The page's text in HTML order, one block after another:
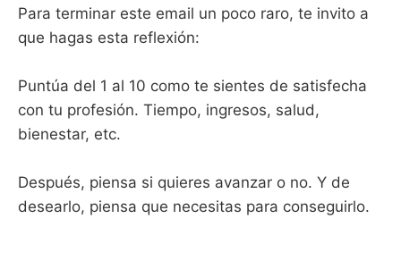
Para terminar este email un poco raro, te invito a
que hagas esta reflexión:
Puntúa del 1 al 10 como te sientes de satisfecha
con tu profesión. Tiempo, ingresos, salud,
bienestar, etc.
Después, piensa si quieres avanzar o no. Y de
desearlo, piensa que necesitas para conseguirlo.